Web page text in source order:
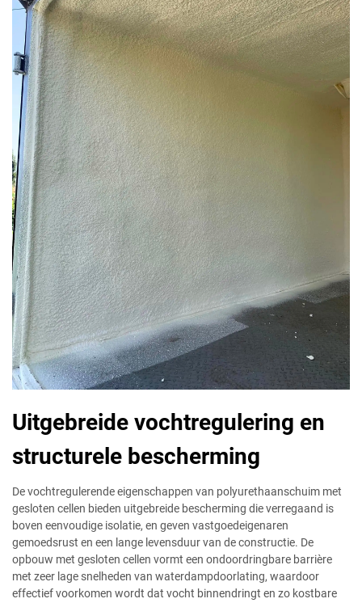
Uitgebreide vochtregulering en
structurele bescherming
De vochtregulerende eigenschappen van polyurethaanschuim met
gesloten cellen bieden uitgebreide bescherming die verregaand is
boven eenvoudige isolatie, en geven vastgoedeigenaren
gemoedsrust en een lange levensduur van de constructie. De
opbouw met gesloten cellen vormt een ondoordringbare barrière
met zeer lage snelheden van waterdampdoorlating, waardoor
effectief voorkomen wordt dat vocht binnendringt en zo kostbare